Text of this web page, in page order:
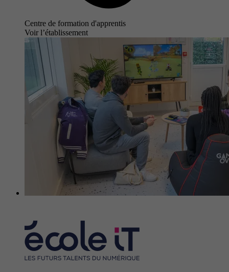
Centre de formation d'apprentis
Voir l’établissement